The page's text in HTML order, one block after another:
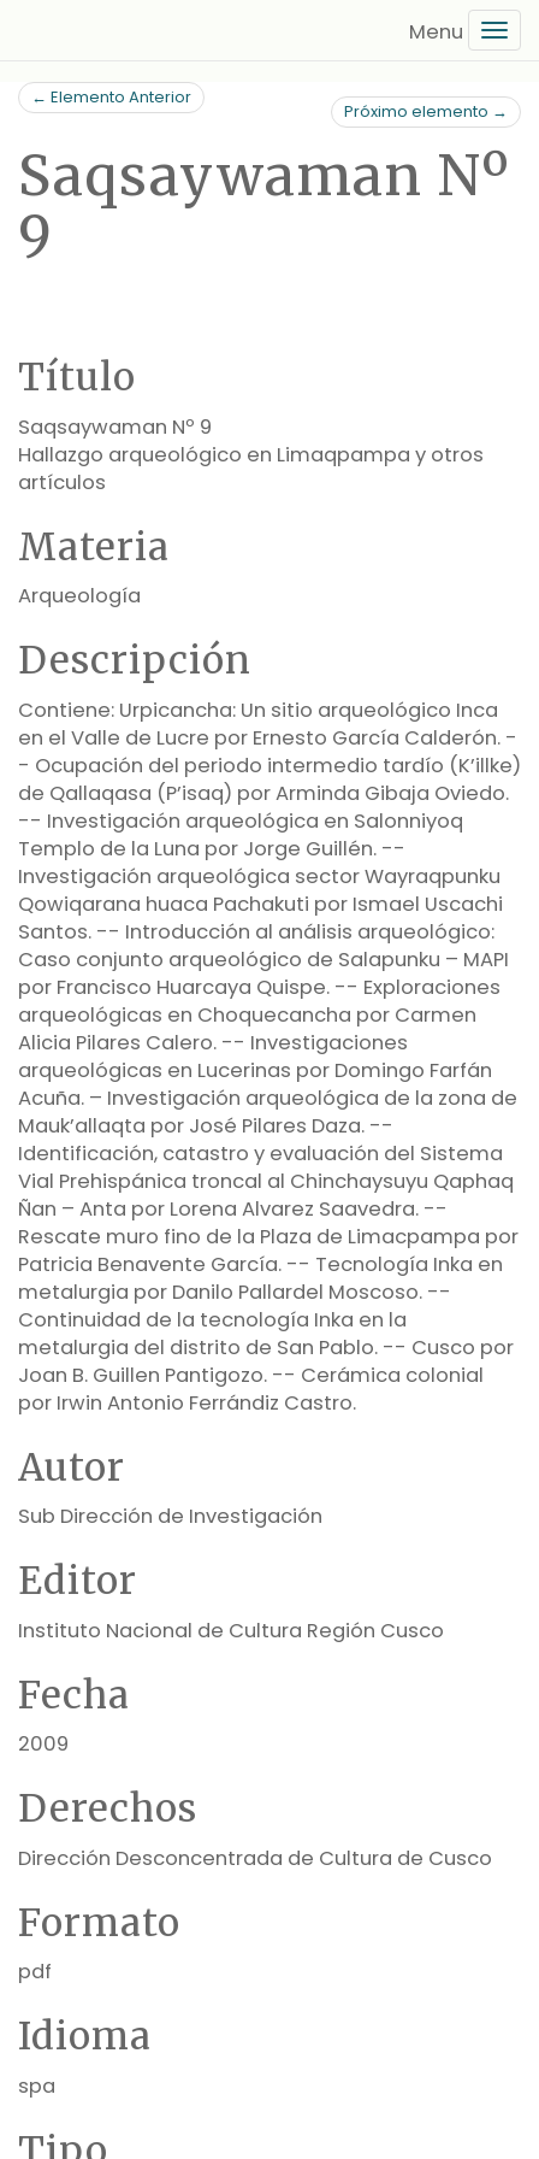
contenido
principal
← Elemento Anterior
Próximo elemento →
Saqsaywaman Nº
9
Título
Saqsaywaman Nº 9
Hallazgo arqueológico en Limaqpampa y otros
artículos
Materia
Arqueología
Descripción
Contiene: Urpicancha: Un sitio arqueológico Inca
en el Valle de Lucre por Ernesto García Calderón. -
- Ocupación del periodo intermedio tardío (K’illke)
de Qallaqasa (P’isaq) por Arminda Gibaja Oviedo.
-- Investigación arqueológica en Salonniyoq
Templo de la Luna por Jorge Guillén. --
Investigación arqueológica sector Wayraqpunku
Qowiqarana huaca Pachakuti por Ismael Uscachi
Santos. -- Introducción al análisis arqueológico:
Caso conjunto arqueológico de Salapunku – MAPI
por Francisco Huarcaya Quispe. -- Exploraciones
arqueológicas en Choquecancha por Carmen
Alicia Pilares Calero. -- Investigaciones
arqueológicas en Lucerinas por Domingo Farfán
Acuña. – Investigación arqueológica de la zona de
Mauk’allaqta por José Pilares Daza. --
Identificación, catastro y evaluación del Sistema
Vial Prehispánica troncal al Chinchaysuyu Qaphaq
Ñan – Anta por Lorena Alvarez Saavedra. --
Rescate muro fino de la Plaza de Limacpampa por
Patricia Benavente García. -- Tecnología Inka en
metalurgia por Danilo Pallardel Moscoso. --
Continuidad de la tecnología Inka en la
metalurgia del distrito de San Pablo. -- Cusco por
Joan B. Guillen Pantigozo. -- Cerámica colonial
por Irwin Antonio Ferrándiz Castro.
Autor
Sub Dirección de Investigación
Editor
Instituto Nacional de Cultura Región Cusco
Fecha
2009
Derechos
Dirección Desconcentrada de Cultura de Cusco
Formato
pdf
Idioma
spa
Tipo